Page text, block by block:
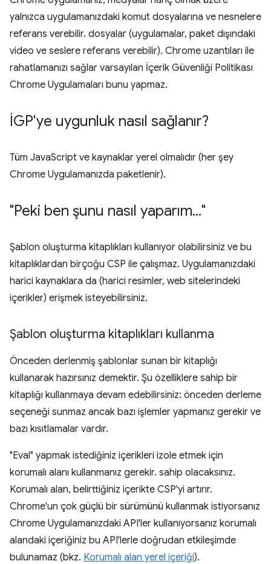
yalnızca uygulamanızdaki komut dosyalarına ve nesnelere
referans verebilir. dosyalar (uygulamalar, paket dışındaki
video ve seslere referans verebilir). Chrome uzantıları ile
rahatlamanızı sağlar varsayılan İçerik Güvenliği Politikası
Chrome Uygulamaları bunu yapmaz.
İGP'ye uygunluk nasıl sağlanır?
Tüm JavaScript ve kaynaklar yerel olmalıdır (her şey
Chrome Uygulamanızda paketlenir).
"Peki ben şunu nasıl yaparım..."
Şablon oluşturma kitaplıkları kullanıyor olabilirsiniz ve bu
kitaplıklardan birçoğu CSP ile çalışmaz. Uygulamanızdaki
harici kaynaklara da (harici resimler, web sitelerindeki
içerikler) erişmek isteyebilirsiniz.
Şablon oluşturma kitaplıkları kullanma
Önceden derlenmiş şablonlar sunan bir kitaplığı
kullanarak hazırsınız demektir. Şu özelliklere sahip bir
kitaplığı kullanmaya devam edebilirsiniz: önceden derleme
seçeneği sunmaz ancak bazı işlemler yapmanız gerekir ve
bazı kısıtlamalar vardır.
"Eval" yapmak istediğiniz içerikleri izole etmek için
korumalı alanı kullanmanız gerekir. sahip olacaksınız.
Korumalı alan, belirttiğiniz içerikte CSP'yi artırır.
Chrome'un çok güçlü bir sürümünü kullanmak istiyorsanız
Chrome Uygulamanızdaki API'ler kullanıyorsanız korumalı
alandaki içeriğiniz bu API'lerle doğrudan etkileşimde
bulunamaz (bkz. Korumalı alan yerel içeriği).